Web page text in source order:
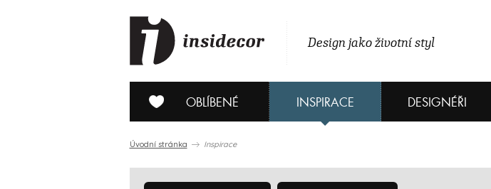
Design jako životní styl
OBLÍBENÉ INSPIRACE DESIGNÉŘI
Úvodní stránka Inspirace